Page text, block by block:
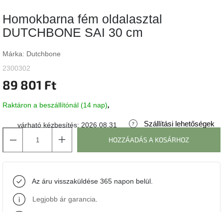
gyűjtemény
Home
gyűjtemény
Richmond
gyűjtemény
line
Tenzo
Ame
Yens
Homokbarna fém oldalasztal
DUTCHBONE SAI 30 cm
Márka: Dutchbone
2300302
89 801 Ft
Raktáron a beszállítónál (14 nap)
várható kézbesítés: 2026.08.31
Szállítási lehetőségek
HOZZÁADÁS A KOSÁRHOZ
Az áru visszaküldése 365 napon belül.
Legjobb ár garancia